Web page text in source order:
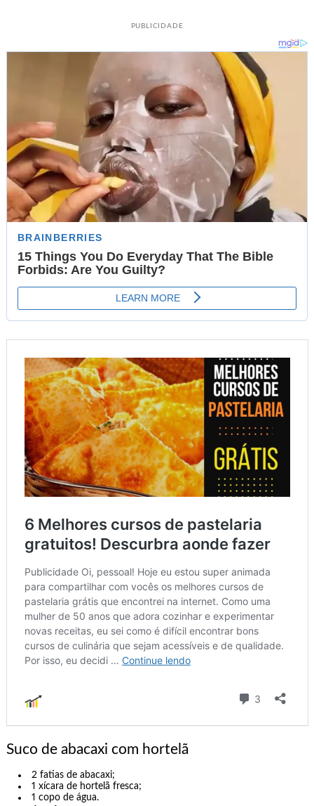
PUBLICIDADE
Suco de abacaxi com hortelã
2 fatias de abacaxi;
1 xícara de hortelã fresca;
1 copo de água.